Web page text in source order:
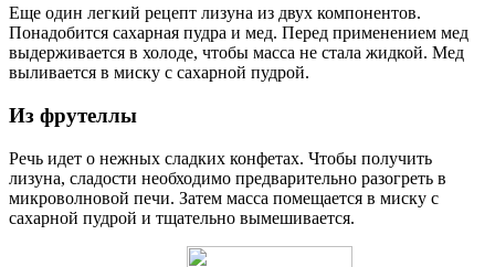
Еще один легкий рецепт лизуна из двух компонентов.
Понадобится сахарная пудра и мед. Перед применением мед
выдерживается в холоде, чтобы масса не стала жидкой. Мед
выливается в миску с сахарной пудрой.
Из фрутеллы
Речь идет о нежных сладких конфетах. Чтобы получить
лизуна, сладости необходимо предварительно разогреть в
микроволновой печи. Затем масса помещается в миску с
сахарной пудрой и тщательно вымешивается.